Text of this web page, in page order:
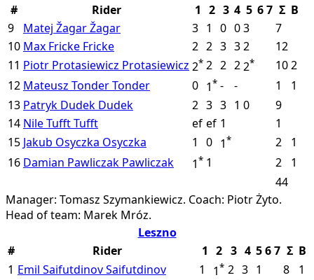
#
Rider 1 2 3 4 5 67 Σ B
9
Matej ŽagarŽagar 3 1 0 03
7
10 Max Fricke Fricke 2 2 3 32
12
11 Piotr Protasiewicz Protasiewicz 2* 2 2 22* 102
12 Mateusz TonderTonder 0 1* - - 1
1
13 Patryk Dudek Dudek 2 3 3 1 0
9
14 Nile TufftTufft ef ef 1
1
15 Jakub Osyczka Osyczka 1 0 1* 2
1
16 Damian Pawliczak Pawliczak 1* 1 2
1
44
Manager: Tomasz Szymankiewicz. Coach: Piotr Żyto.
Head of team: Marek Mróz.
Leszno
#
Rider 1 2 3 4 567 Σ B
1 Emil SaifutdinovSaifutdinov 1 1* 2 3 1 8
1